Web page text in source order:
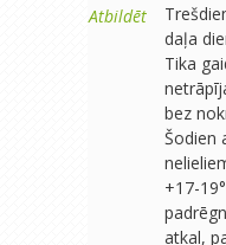
Atbildēt
daļa
Tika
bez
Šodien
+17-
atkal,